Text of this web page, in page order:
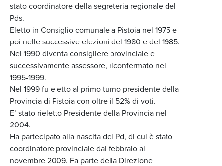
stato coordinatore della segreteria regionale del
Pds.
Eletto in Consiglio comunale a Pistoia nel 1975 e
poi nelle successive elezioni del 1980 e del 1985.
Nel 1990 diventa consigliere provinciale e
successivamente assessore, riconfermato nel
1995-1999.
Nel 1999 fu eletto al primo turno presidente della
Provincia di Pistoia con oltre il 52% di voti.
E’ stato rieletto Presidente della Provincia nel
2004.
Ha partecipato alla nascita del Pd, di cui è stato
coordinatore provinciale dal febbraio al
novembre 2009. Fa parte della Direzione